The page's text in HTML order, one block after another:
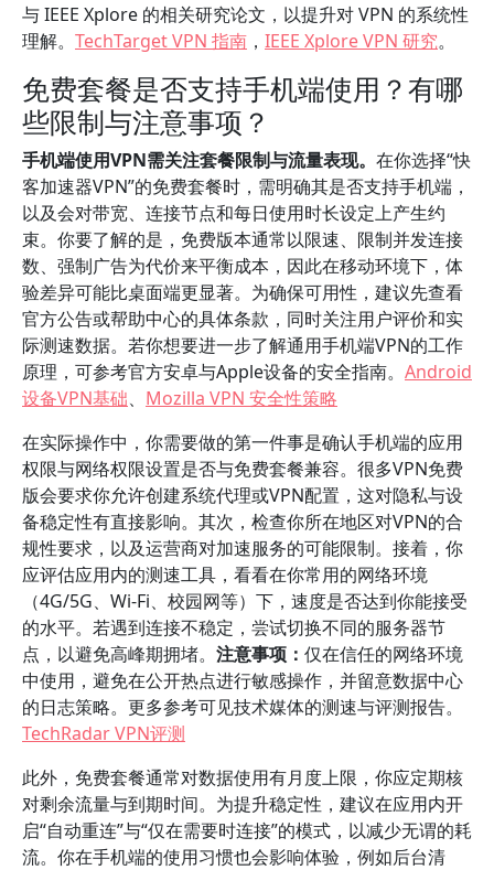
与 IEEE Xplore 的相关研究论文，以提升对 VPN 的系统性
理解。 TechTarget VPN 指南 ， IEEE Xplore VPN 研究。
免费套餐是否支持手机端使用？有哪
些限制与注意事项？
手机端使用VPN需关注套餐限制与流量表现。 在你选择“快
客加速器VPN”的免费套餐时，需明确其是否支持手机端，
以及会对带宽、连接节点和每日使用时长设定上产生约
束。你要了解的是，免费版本通常以限速、限制并发连接
数、强制广告为代价来平衡成本，因此在移动环境下，体
验差异可能比桌面端更显著。为确保可用性，建议先查看
官方公告或帮助中心的具体条款，同时关注用户评价和实
际测速数据。若你想要进一步了解通用手机端VPN的工作
原理，可参考官方安卓与Apple设备的安全指南。 Android
设备VPN基础、 Mozilla VPN 安全性策略
在实际操作中，你需要做的第一件事是确认手机端的应用
权限与网络权限设置是否与免费套餐兼容。很多VPN免费
版会要求你允许创建系统代理或VPN配置，这对隐私与设
备稳定性有直接影响。其次，检查你所在地区对VPN的合
规性要求，以及运营商对加速服务的可能限制。接着，你
应评估应用内的测速工具，看看在你常用的网络环境
（4G/5G、Wi-Fi、校园网等）下，速度是否达到你能接受
的水平。若遇到连接不稳定，尝试切换不同的服务器节
点，以避免高峰期拥堵。 注意事项： 仅在信任的网络环境
中使用，避免在公开热点进行敏感操作，并留意数据中心
的日志策略。更多参考可见技术媒体的测速与评测报告。
TechRadar VPN评测
此外，免费套餐通常对数据使用有月度上限，你应定期核
对剩余流量与到期时间。为提升稳定性，建议在应用内开
启“自动重连”与“仅在需要时连接”的模式，以减少无谓的耗
流。你在手机端的使用习惯也会影响体验，例如后台清